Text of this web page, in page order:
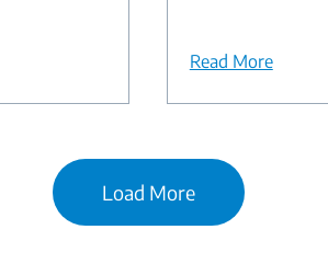
Read More
Load More